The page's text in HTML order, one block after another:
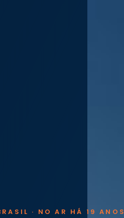
· NO AR HÁ 19 ANOS